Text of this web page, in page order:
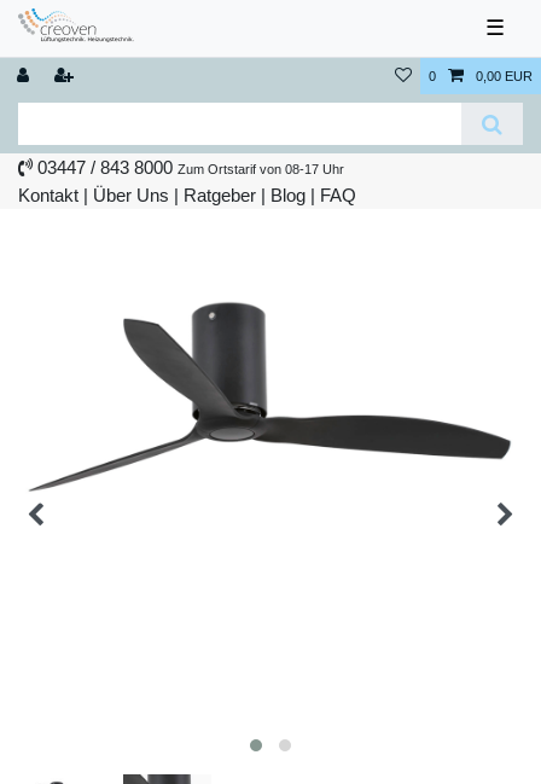
☰
0 0,00 EUR
03447 / 843 8000 Zum Ortstarif von 08-17 Uhr
Kontakt | Über Uns | Ratgeber | Blog | FAQ